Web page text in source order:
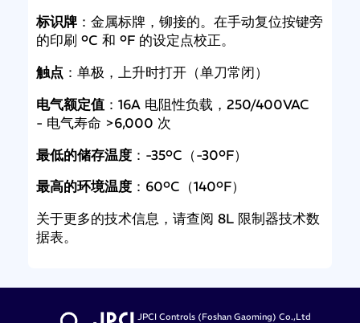
标识牌：金属标牌，铆接的。在手动复位按键旁
的印刷 ºC 和 ºF 的设定点校正。
触点 ：单极，上升时打开（单刀常闭）
电气额定值：16A 电阻性负载，250/400VAC
- 电气寿命 >6,000 次
最低的储存温度：-35ºC（-30ºF）
最高的环境温度：60ºC（140ºF）
关于更多的技术信息，请查阅 8L 限制器技术数
据表。
JPCI Controls (Foshan Gaoming) Co.,Ltd